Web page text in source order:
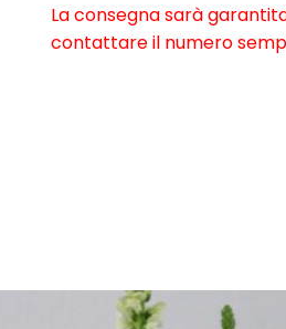
La consegna sarà
contattare il numero